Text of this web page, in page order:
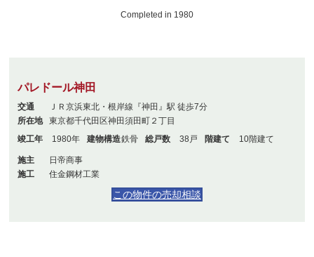
Completed in 1980
パレドール神田
交通
ＪＲ京浜東北・根岸線『神田』駅 徒歩7分
所在地
東京都千代田区神田須田町２丁目
竣工年
1980年 建物構造鉄骨 総戸数 38戸 階建て 10階建て
施主
日帝商事
施工
住金鋼材工業
この物件の売却相談